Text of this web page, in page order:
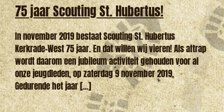
75 jaar Scouting St. Hubertus!
In november 2019 bestaat Scouting St. Hubertus
Kerkrade-West 75 jaar. En dat willen wij vieren! Als aftrap
wordt daarom een jubileum activiteit gehouden voor al
onze jeugdleden, op zaterdag 9 november 2019.
Gedurende het jaar [...]